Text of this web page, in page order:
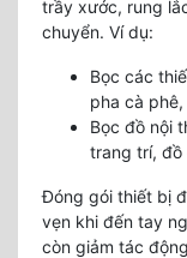
trầy xước, rung
chuyển. Ví dụ:
Bọc các
pha cà
Bọc đồ nội
trang trí, đồ
Đóng gói thiết bị
vẹn khi đến tay
còn giảm tác